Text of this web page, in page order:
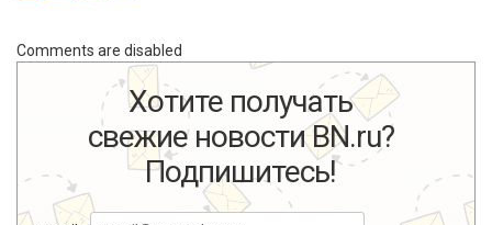
Comments are disabled
Хотите получать
свежие новости BN.ru?
Подпишитесь!